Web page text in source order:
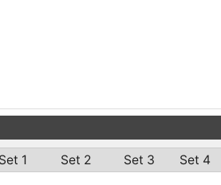
Set 1 Set 2 Set 3 Set 4